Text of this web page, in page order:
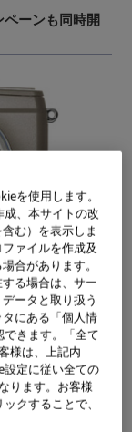
ーンも同時開
ャンパンゴール
大久保 雅治）
トした方の中
PL2レンズキ
』キャンペー
を使用します。
、本サイトの改
む）を表示しま
ァイルを作成及
合があります。
る場合は、サー
ータと取り扱う
にある「個人情
きます。「全て
様は、上記内
定に従い全ての
ります。お客様
クすることで、